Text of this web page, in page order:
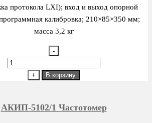
протокола LXI); вход и выход опорной
калибровка; 210×85×350 мм;
масса 3,2 кг
-
Количество
+ В корзину
АКИП-5102/1 Частотомер